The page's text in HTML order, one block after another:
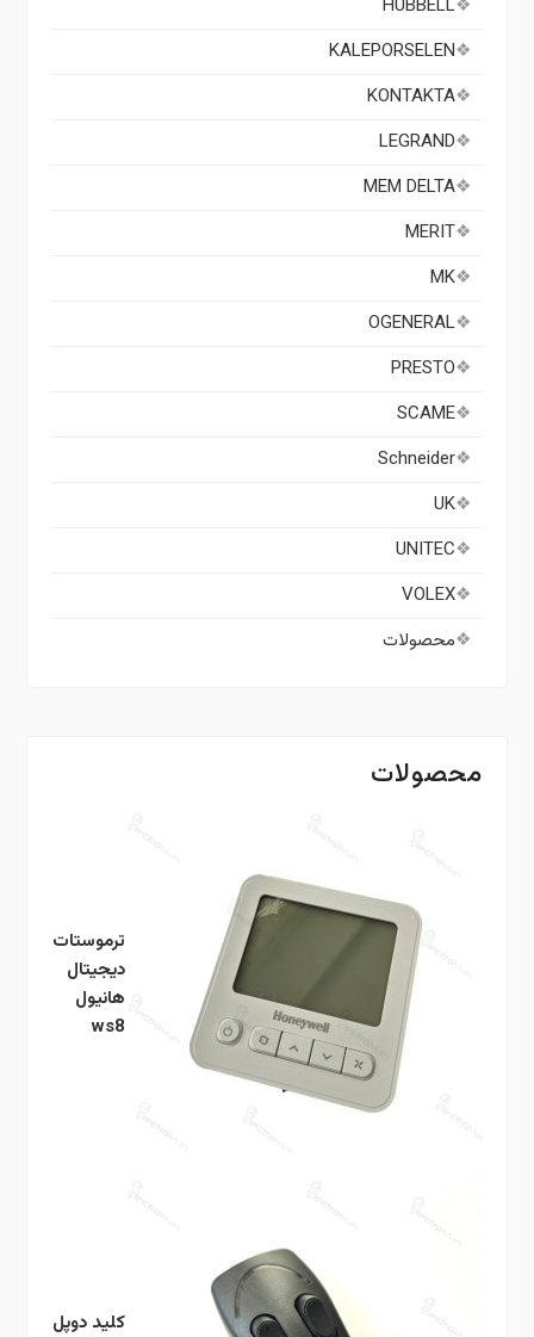
HUBBELL
KALEPORSELEN
KONTAKTA
LEGRAND
MEM DELTA
MERIT
MK
OGENERAL
PRESTO
SCAME
Schneider
UK
UNITEC
VOLEX
محصولات
محصولات
ترموستات
دیجیتال
هانیول
ws8
کلید دوپل